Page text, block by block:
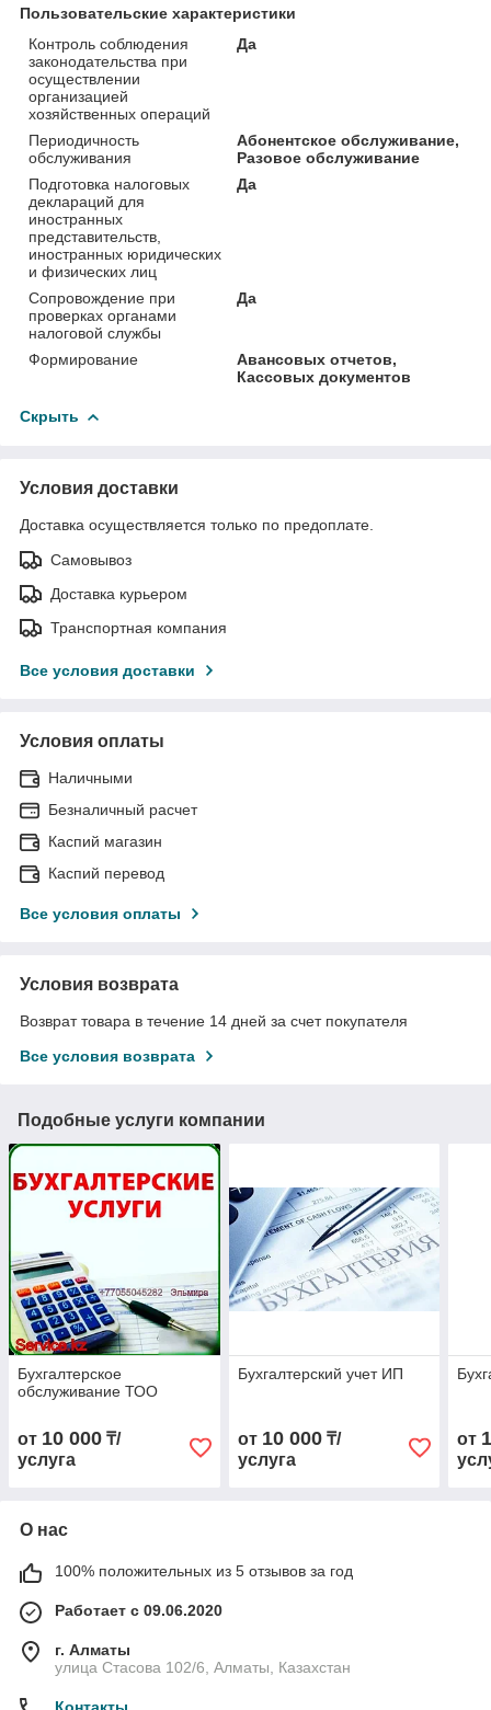
Пользовательские характеристики
Контроль соблюдения
законодательства при
осуществлении
организацией
хозяйственных операций
Да
Периодичность
обслуживания
Абонентское обслуживание,
Разовое обслуживание
Подготовка налоговых
деклараций для
иностранных
представительств,
иностранных юридических
и физических лиц
Да
Сопровождение при
проверках органами
налоговой службы
Да
Формирование
Авансовых отчетов,
Кассовых документов
Скрыть
Условия доставки
Доставка осуществляется только по предоплате.
Самовывоз
Доставка курьером
Транспортная компания
Все условия доставки
Условия оплаты
Наличными
Безналичный расчет
Каспий магазин
Каспий перевод
Все условия оплаты
Условия возврата
Возврат товара в течение 14 дней за счет покупателя
Все условия возврата
Подобные услуги компании
Бухгалтерское
обслуживание ТОО
от 10 000 ₸/
услуга
Бухгалтерский учет ИП
от 10 000₸/
услуга
от
О нас
100% положительных из 5 отзывов за год
Работает с 09.06.2020
г. Алматы
улица Стасова 102/6, Алматы, Казахстан
Контакты